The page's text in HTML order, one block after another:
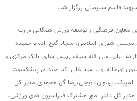
معاون فرهنگی و توسعه ورزش همگانی وزارت
شورای اسلامی، سجاد گنج زاده و حمیده
ایران، ولی الله سیف رییس سابق بانک مرکزی و
زورخانه ای، سید علی اکبر حیدری پیشکسوت
المپیک، پهلوان توپچی،رضا گل محمدی مدیر کل
کل دفتر امور مشترک فدراسیون های ورزشی،